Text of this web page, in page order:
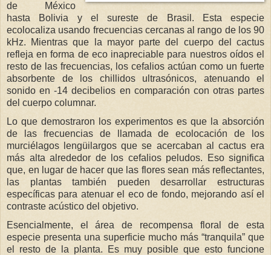
de México
hasta Bolivia y el sureste de Brasil. Esta especie
ecolocaliza usando frecuencias cercanas al rango de los 90
kHz. Mientras que la mayor parte del cuerpo del cactus
refleja en forma de eco inapreciable para nuestros oídos el
resto de las frecuencias, los cefalios actúan como un fuerte
absorbente de los chillidos ultrasónicos, atenuando el
sonido en -14 decibelios en comparación con otras partes
del cuerpo columnar.
Lo que demostraron los experimentos es que la absorción
de las frecuencias de llamada de ecolocación de los
murciélagos lengüilargos que se acercaban al cactus era
más alta alrededor de los cefalios peludos. Eso significa
que, en lugar de hacer que las flores sean más reflectantes,
las plantas también pueden desarrollar estructuras
específicas para atenuar el eco de fondo, mejorando así el
contraste acústico del objetivo.
Esencialmente, el área de recompensa floral de esta
especie presenta una superficie mucho más “tranquila” que
el resto de la planta. Es muy posible que esto funcione